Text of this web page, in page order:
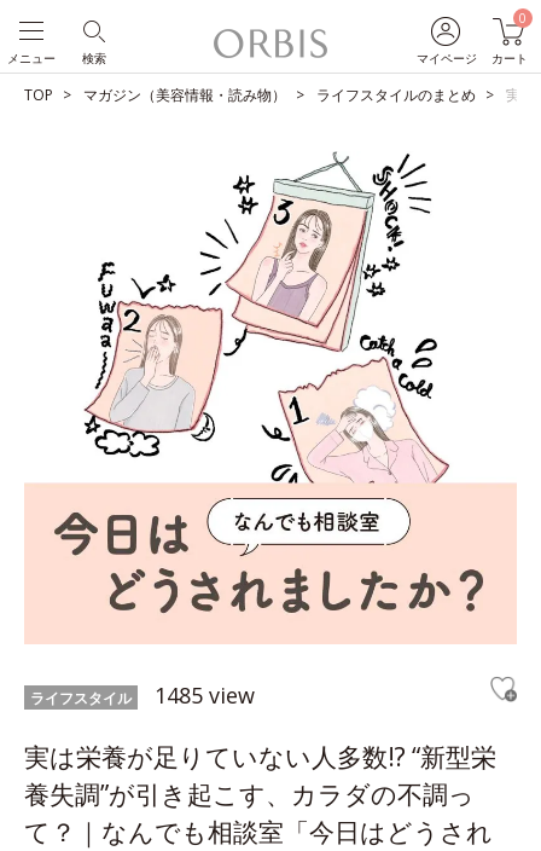
マイページ
0
カート
検索
メニュー
TOP マガジン（美容情報・読み物） ライフスタイルのまとめ 実は
ライフスタイル 1485 view
実は栄養が足りていない人多数!? “新型栄
養失調”が引き起こす、カラダの不調っ
て？｜なんでも相談室「今日はどうされ